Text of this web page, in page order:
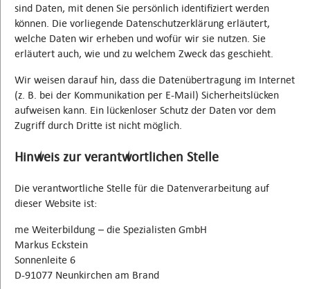
sind Daten, mit denen Sie persönlich identifiziert werden
können. Die vorliegende Datenschutzerklärung erläutert,
welche Daten wir erheben und wofür wir sie nutzen. Sie
erläutert auch, wie und zu welchem Zweck das geschieht.
Wir weisen darauf hin, dass die Datenübertragung im Internet
(z. B. bei der Kommunikation per E-Mail) Sicherheitslücken
aufweisen kann. Ein lückenloser Schutz der Daten vor dem
Zugriff durch Dritte ist nicht möglich.
Hinweis zur verantwortlichen Stelle
Die verantwortliche Stelle für die Datenverarbeitung auf
dieser Website ist:
me Weiterbildung – die Spezialisten GmbH
Markus Eckstein
Sonnenleite 6
D-91077 Neunkirchen am Brand